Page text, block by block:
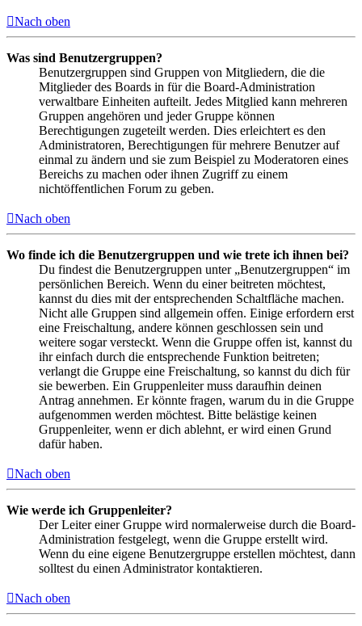
Nach oben
Was sind Benutzergruppen?
Benutzergruppen sind Gruppen von Mitgliedern, die die
Mitglieder des Boards in für die Board-Administration
verwaltbare Einheiten aufteilt. Jedes Mitglied kann mehreren
Gruppen angehören und jeder Gruppe können
Berechtigungen zugeteilt werden. Dies erleichtert es den
Administratoren, Berechtigungen für mehrere Benutzer auf
einmal zu ändern und sie zum Beispiel zu Moderatoren eines
Bereichs zu machen oder ihnen Zugriff zu einem
nichtöffentlichen Forum zu geben.
Nach oben
Wo finde ich die Benutzergruppen und wie trete ich ihnen bei?
Du findest die Benutzergruppen unter „Benutzergruppen“ im
persönlichen Bereich. Wenn du einer beitreten möchtest,
kannst du dies mit der entsprechenden Schaltfläche machen.
Nicht alle Gruppen sind allgemein offen. Einige erfordern erst
eine Freischaltung, andere können geschlossen sein und
weitere sogar versteckt. Wenn die Gruppe offen ist, kannst du
ihr einfach durch die entsprechende Funktion beitreten;
verlangt die Gruppe eine Freischaltung, so kannst du dich für
sie bewerben. Ein Gruppenleiter muss daraufhin deinen
Antrag annehmen. Er könnte fragen, warum du in die Gruppe
aufgenommen werden möchtest. Bitte belästige keinen
Gruppenleiter, wenn er dich ablehnt, er wird einen Grund
dafür haben.
Nach oben
Wie werde ich Gruppenleiter?
Der Leiter einer Gruppe wird normalerweise durch die Board-
Administration festgelegt, wenn die Gruppe erstellt wird.
Wenn du eine eigene Benutzergruppe erstellen möchtest, dann
solltest du einen Administrator kontaktieren.
Nach oben